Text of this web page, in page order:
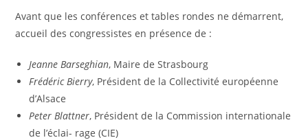
Avant que les conférences et tables rondes ne démarrent,
accueil des congressistes en présence de :
Jeanne Barseghian, Maire de Strasbourg
Frédéric Bierry, Président de la Collectivité européenne
d’Alsace
Peter Blattner, Président de la Commission internationale
de l’éclai- rage (CIE)